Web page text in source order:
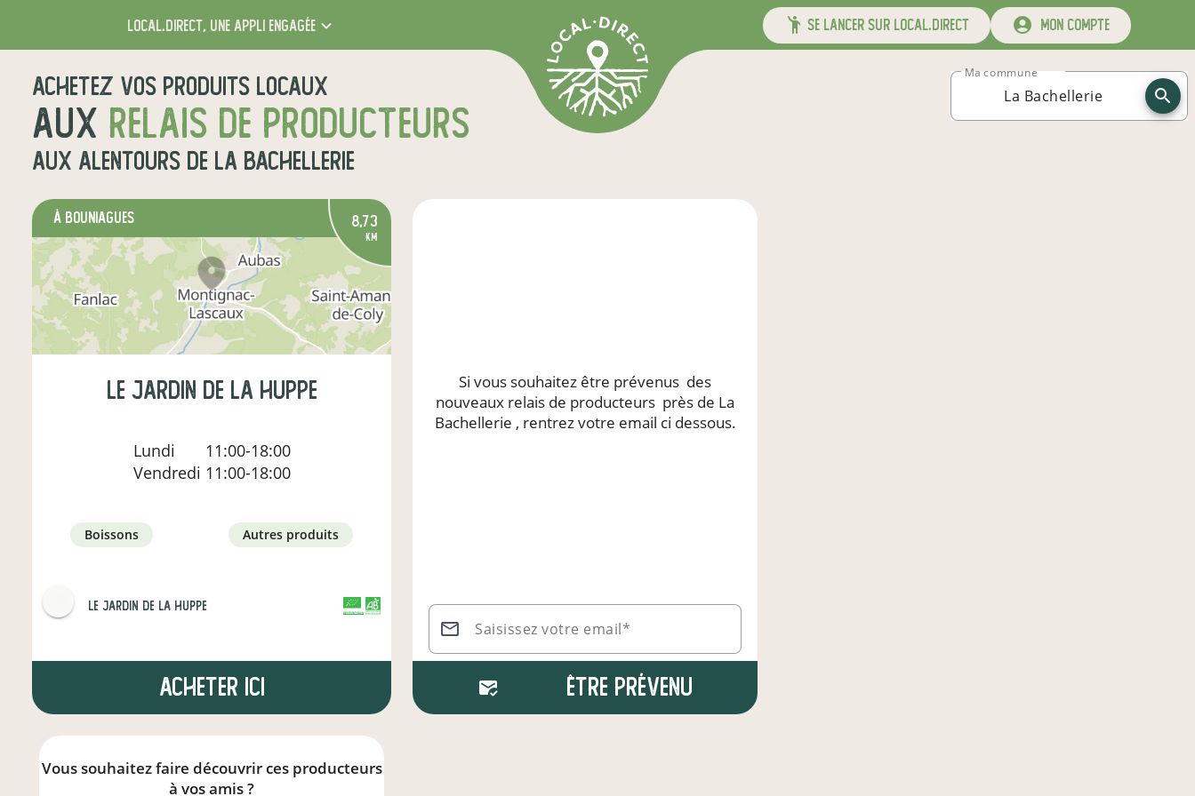
local.direct, une appli engagée se lancer sur local.direct mon compte
Achetez vos produits locaux
aux relais de producteurs
aux alentours de La Bachellerie
Ma commune
à BOUNIAGUES 8,73
km
Le jardin de la Huppe
Lundi
11:00-18:00
Vendredi 11:00-18:00
boissons autres produits
LE JARDIN DE LA HUPPE
Acheter ici
Si vous souhaitez être prévenus des
nouveaux relais de producteurs près de La
Bachellerie , rentrez votre email ci dessous.
Saisissez votre email*
Être prévenu
Vous souhaitez faire découvrir ces producteurs
à vos amis ?